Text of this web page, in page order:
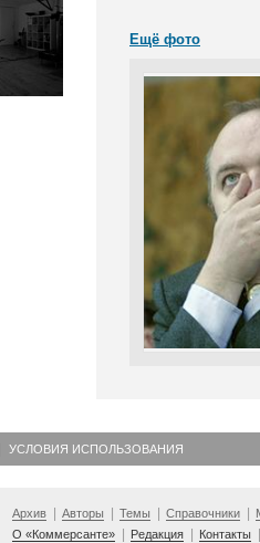
Ещё фото
УСЛОВИЯ ИСПОЛЬЗОВАНИЯ
Архив Авторы Темы Справочники
О «Коммерсанте»
Редакция Контакты